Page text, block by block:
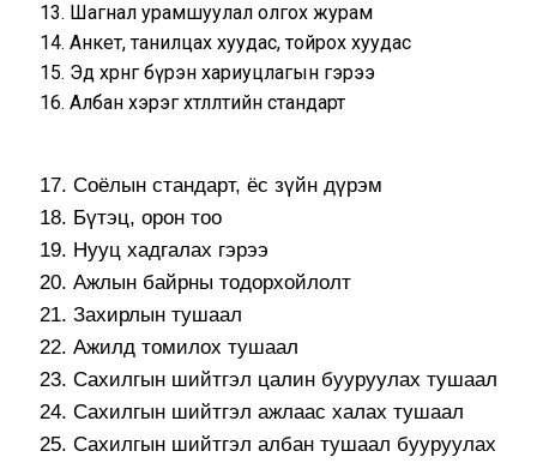
13. Шагнал урамшуулал олгох журам
14. Анкет, танилцах хуудас, тойрох хуудас
15. Эд хөрөнгө бүрэн хариуцлагын гэрээ
16. Албан хэрэг хөтлөлтийн стандарт
17. Соёлын стандарт, ёс зүйн дүрэм
18. Бүтэц, орон тоо
19. Нууц хадгалах гэрээ
20. Ажлын байрны тодорхойлолт
21. Захирлын тушаал
22. Ажилд томилох тушаал
23. Сахилгын шийтгэл цалин бууруулах тушаал
24. Сахилгын шийтгэл ажлаас халах тушаал
25. Сахилгын шийтгэл албан тушаал бууруулах